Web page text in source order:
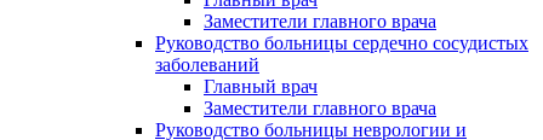
Заместители главного врача
Руководство больницы сердечно сосудистых
заболеваний
Главный врач
Заместители главного врача
Руководство больницы неврологии и